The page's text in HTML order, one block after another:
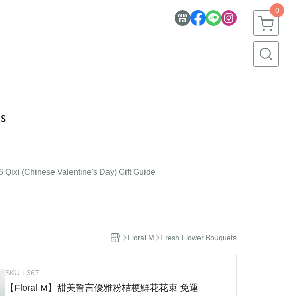
0
Qixi (Chinese Valentine's Day) Gift Guide
Floral M Fresh Flower Bouquets
SKU： 367
【Floral M】甜美誓言優雅粉桔梗鮮花花束 免運